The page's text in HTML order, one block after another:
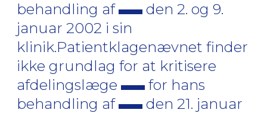
behandling af
den 2. og 9.
januar 2002 i sin
klinik.Patientklagenævnet finder
ikke grundlag for at kritisere
afdelingslæge
for hans
behandling af
den 21. januar